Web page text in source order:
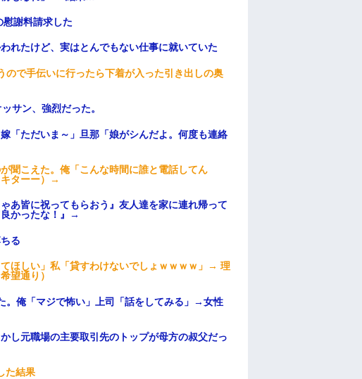
謝料請求した
れたけど、実はとんでもない仕事に就いていた
ので手伝いに行ったら下着が入った引き出しの奥
サン、強烈だった。
「ただいま～」旦那「娘がシんだよ。何度も連絡
聞こえた。俺「こんな時間に誰と電話してん
ターー）→
あ皆に祝ってもらおう』友人達を家に連れ帰って
かったな！』→
る
ほしい」私「貸すわけないでしょｗｗｗｗ」→ 理
望通り）
。俺「マジで怖い」上司「話をしてみる」→女性
し元職場の主要取引先のトップが母方の叔父だっ
た結果